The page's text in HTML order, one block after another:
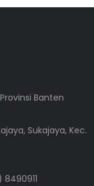
Banten
Sukajaya, Kec.
8490911